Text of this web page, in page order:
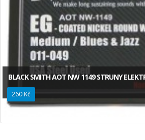
BLACK SMITH AOT NW 1149 STRUNY
260 Kč